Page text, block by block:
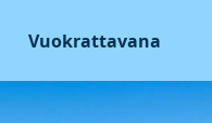
Vuokrattavana